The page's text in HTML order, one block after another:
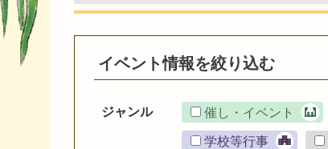
イベント情報を絞り込む
ジャンル 催し・イベント
学校等行事